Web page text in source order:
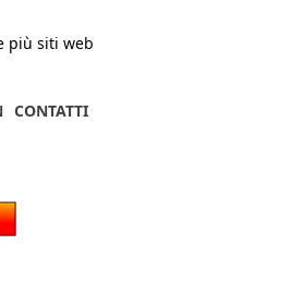
più siti web
CONTATTI